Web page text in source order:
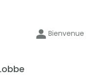
Bienvenue